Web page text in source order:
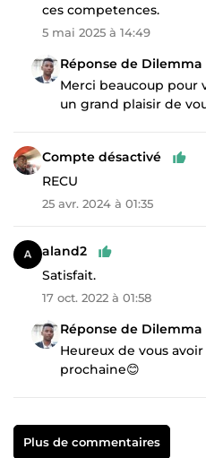
ces competences.
5 mai 2025 à 14:49
Réponse de Dilemma
Merci beaucoup pour
un grand plaisir de
Compte désactivé
RECU
25 avr. 2024 à 01:35
aland2
Satisfait.
17 oct. 2022 à 01:58
Réponse de Dilemma
Heureux de vous
prochaine😊
Plus de commentaires